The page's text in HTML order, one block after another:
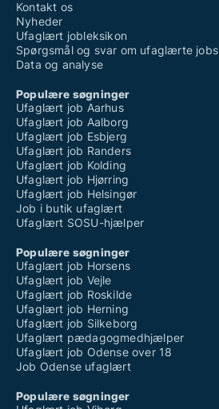
Kontakt os
Nyheder
Ufaglært jobleksikon
Spørgsmål og svar om ufaglærte jobs
Data og analyse
Populære søgninger
Ufaglært job Aarhus
Ufaglært job Aalborg
Ufaglært job Esbjerg
Ufaglært job Randers
Ufaglært job Kolding
Ufaglært job Hjørring
Ufaglært job Helsingør
Job i butik ufaglært
Ufaglært SOSU-hjælper
Populære søgninger
Ufaglært job Horsens
Ufaglært job Vejle
Ufaglært job Roskilde
Ufaglært job Herning
Ufaglært job Silkeborg
Ufaglært pædagogmedhjælper
Ufaglært job Odense over 18
Job Odense ufaglært
Populære søgninger